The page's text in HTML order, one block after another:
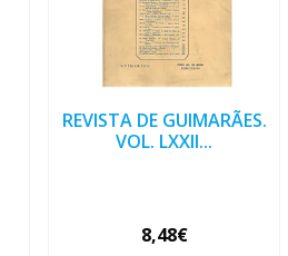
REVISTA DE GUIMARÃES.
VOL. LXXII...
8,48€